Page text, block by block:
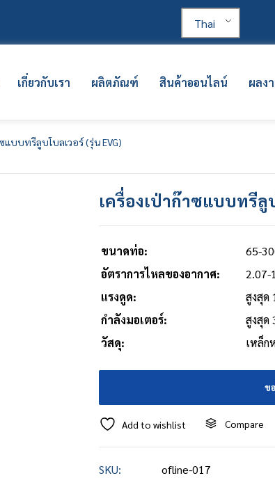
Thai
เกี่ยวกับเรา ผลิตภัณฑ์ สินค้าออนไลน์ ผลง
แบบทรีลูบโบลเวอร์ (รุ่น EVG)
เครื่องเป่าก๊าซแบบทรีลู
ขนาดท่อ:
65-
อัตราการไหลของอากาศ:
แรงดูด:
สูงสุด
กำลังมอเตอร์:
สูงสุด
วัสดุ:
เหล็ก
ข
Add to wishlist Compare
SKU:
ofline-017